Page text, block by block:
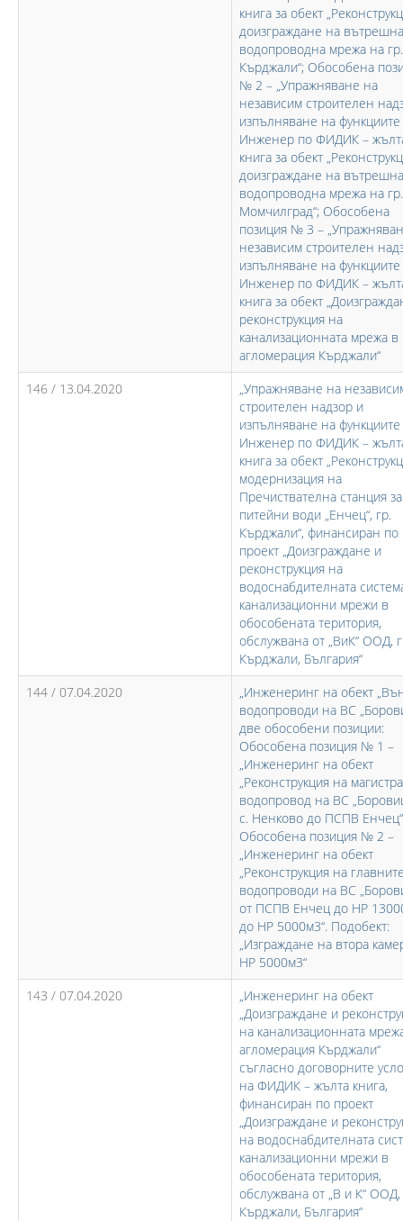
книга за обект
доизграждане на вътрешна
водопроводна мрежа на гр.
Кърджали“; Обособена
№ 2 – „Упражняване на
независим строителен
изпълняване на
Инженер по ФИДИК –
книга за обект
доизграждане на вътрешна
водопроводна мрежа на гр.
Момчилград“; Обособена
позиция № 3 –
независим строителен
изпълняване на
Инженер по ФИДИК –
книга за обект
реконструкция на
канализационната мрежа в
агломерация Кърджали“
146 / 13.04.2020
„Упражняване на
строителен надзор и
изпълняване на
Инженер по ФИДИК –
книга за обект
модернизация на
Пречиствателна станция за
питейни води „Енчец“, гр.
Кърджали“, финансиран по
проект „Доизграждане и
реконструкция на
водоснабдителната
канализационни мрежи в
обособената територия,
обслужвана от „ВиК“ ООД,
Кърджали, България“
144 / 07.04.2020
„Инженеринг на обект
водопроводи на ВС
две обособени позиции:
Обособена позиция № 1 –
„Инженеринг на обект
„Реконструкция на
водопровод на ВС
с. Ненково до ПСПВ
Обособена позиция № 2 –
„Инженеринг на обект
„Реконструкция на
водопроводи на ВС
от ПСПВ Енчец до НР
до НР 5000м3“. Подобект:
„Изграждане на втора
НР 5000м3“
143 / 07.04.2020
„Инженеринг на обект
„Доизграждане и
на канализационната
агломерация Кърджали“
съгласно договорните
на ФИДИК – жълта книга,
финансиран по проект
„Доизграждане и
на водоснабдителната
канализационни мрежи в
обособената територия,
обслужвана от „В и К“ ООД,
Кърджали, България“